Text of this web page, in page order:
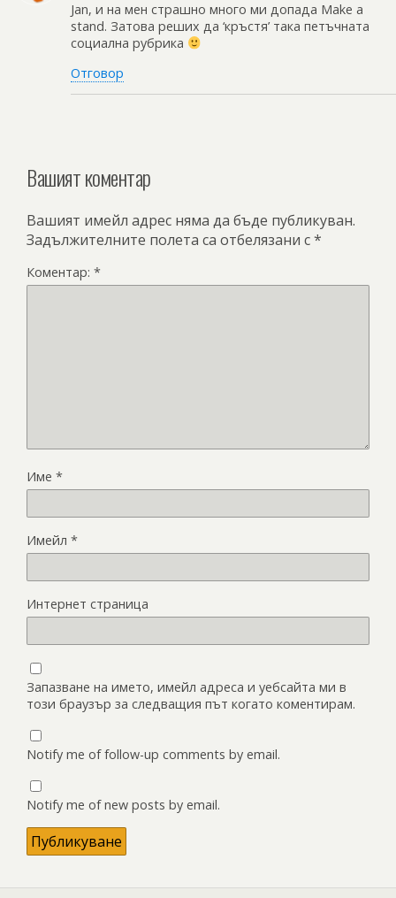
Jan, и на мен страшно много ми допада Make a
stand. Затова реших да ‘кръстя’ така петъчната
социална рубрика
Отговор
Вашият коментар
Вашият имейл адрес няма да бъде публикуван.
Задължителните полета са отбелязани с*
Коментар: *
Име *
Имейл *
Интернет страница
Запазване на името, имейл адреса и уебсайта ми в
този браузър за следващия път когато коментирам.
Notify me of follow-up comments by email.
Notify me of new posts by email.